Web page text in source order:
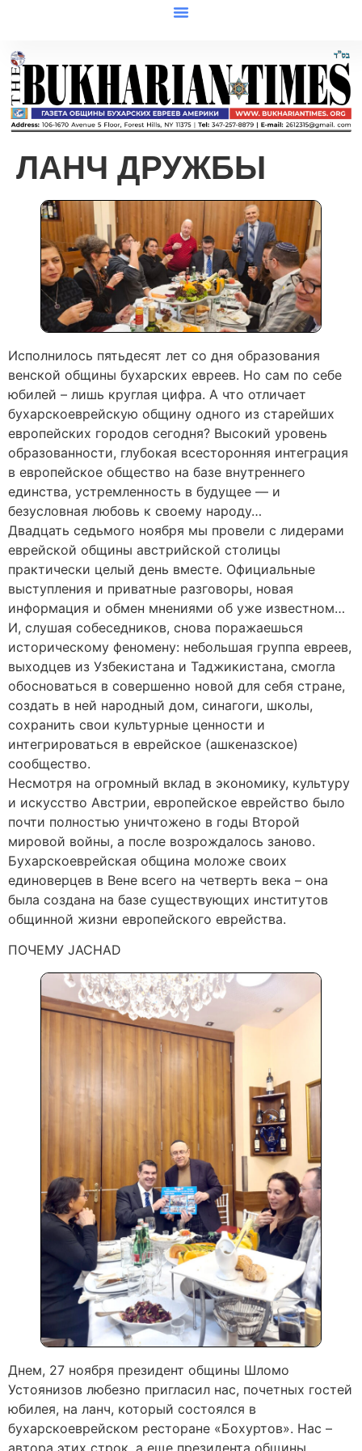
ЛАНЧ ДРУЖБЫ
Исполнилось пятьдесят лет со дня образования
венской общины бухарских евреев. Но сам по себе
юбилей – лишь круглая цифра. А что отличает
бухарскоеврейскую общину одного из старейших
европейских городов сегодня? Высокий уровень
образованности, глубокая всесторонняя интеграция
в европейское общество на базе внутреннего
единства, устремленность в будущее — и
безусловная любовь к своему народу…
Двадцать седьмого ноября мы провели с лидерами
еврейской общины австрийской столицы
практически целый день вместе. Официальные
выступления и приватные разговоры, новая
информация и обмен мнениями об уже известном…
И, слушая собеседников, снова поражаешься
историческому феномену: небольшая группа евреев,
выходцев из Узбекистана и Таджикистана, смогла
обосноваться в совершенно новой для себя стране,
создать в ней народный дом, синагоги, школы,
сохранить свои культурные ценности и
интегрироваться в еврейское (ашкеназское)
сообщество.
Несмотря на огромный вклад в экономику, культуру
и искусство Австрии, европейское еврейство было
почти полностью уничтожено в годы Второй
мировой войны, а после возрождалось заново.
Бухарскоеврейская община моложе своих
единоверцев в Вене всего на четверть века – она
была создана на базе существующих институтов
общинной жизни европейского еврейства.
ПОЧЕМУ JACHAD
Днем, 27 ноября президент общины Шломо
Устоянизов любезно пригласил нас, почетных гостей
юбилея, на ланч, который состоялся в
бухарскоеврейском ресторане «Бохуртов». Нас –